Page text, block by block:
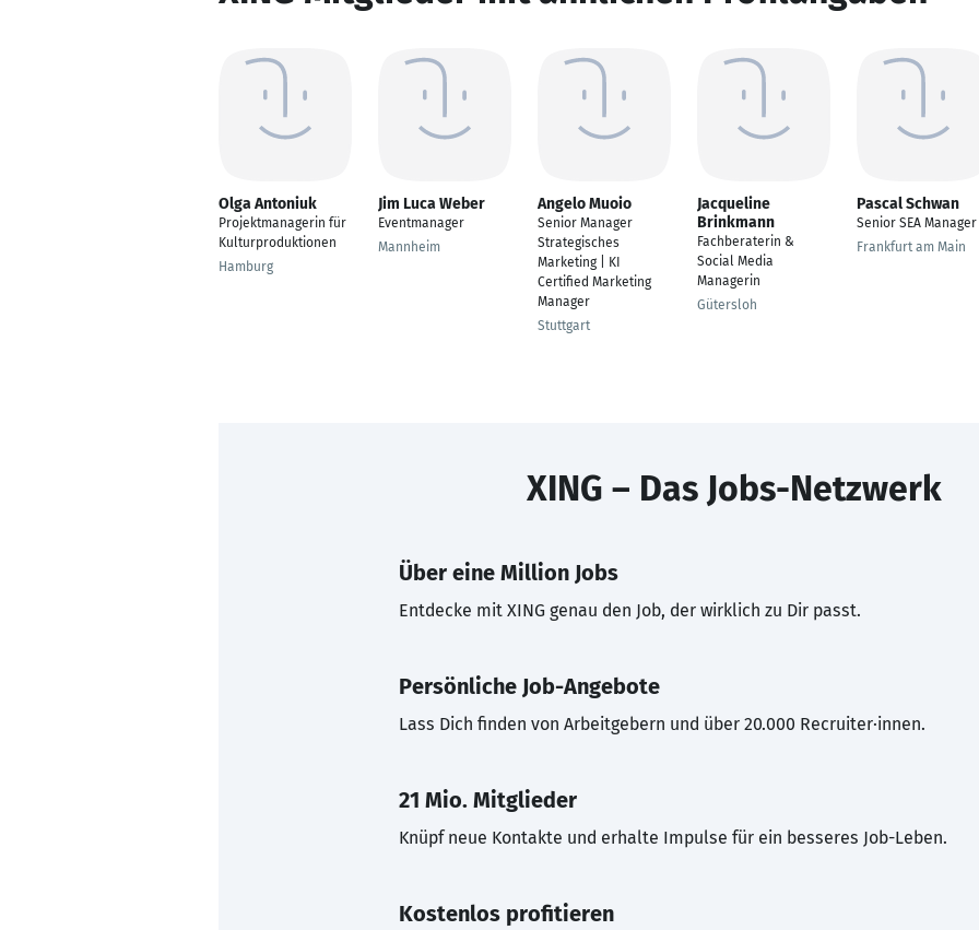
Olga Antoniuk
Projektmanagerin für
Kulturproduktionen
Hamburg
Jim Luca Weber
Eventmanager
Mannheim
Angelo Muoio
Senior Manager
Strategisches
Marketing | KI
Certified Marketing
Manager
Stuttgart
Jacqueline
Brinkmann
Fachberaterin &
Social Media
Managerin
Gütersloh
Pascal Schwan
Senior SEA Manager
Frankfurt am Main
XING – Das Jobs-Netzwerk
Über eine Million Jobs
Entdecke mit XING genau den Job, der wirklich zu Dir passt.
Persönliche Job-Angebote
Lass Dich finden von Arbeitgebern und über 20.000 Recruiter·innen.
21 Mio. Mitglieder
Knüpf neue Kontakte und erhalte Impulse für ein besseres Job-Leben.
Kostenlos profitieren